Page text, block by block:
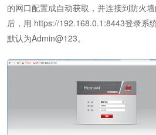
的网口配置成自动获取，并连接到防火
后，用 https://192.168.0.1:8443登录系
默认为Admin@123。